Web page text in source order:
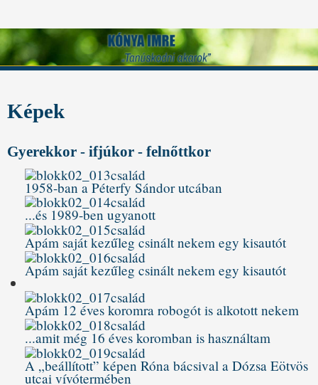
Képek
Gyerekkor - ifjúkor - felnőttkor
1958-ban a Péterfy Sándor utcában
...és 1989-ben ugyanott
Apám saját kezűleg csinált nekem egy kisautót
Apám saját kezűleg csinált nekem egy kisautót
Apám 12 éves koromra robogót is alkotott nekem
...amit még 16 éves koromban is használtam
A „beállított” képen Róna bácsival a Dózsa Eötvös
utcai vívótermében